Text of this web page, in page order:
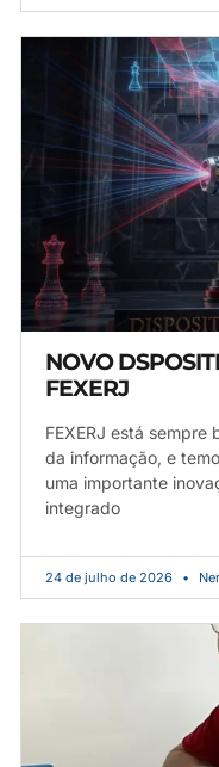
NOVO
FEXERJ
FEXERJ está
da informação, e
uma importante
integrado
24 de julho de 2026